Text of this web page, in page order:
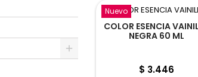
Nuevo
COLOR ESENCIA
NEGRA 60 ML
Precio
$ 3.446